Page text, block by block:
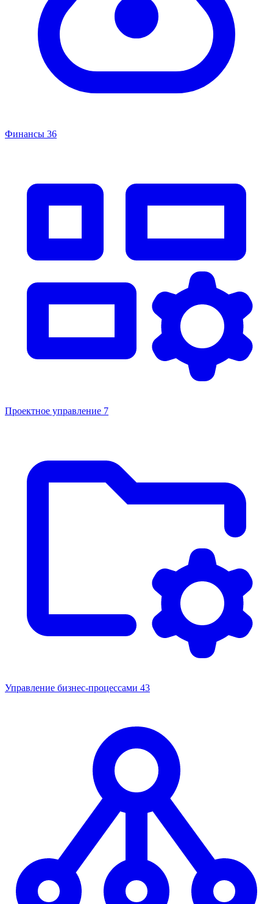
Финансы 36
Проектное управление 7
Управление бизнес-процессами 43